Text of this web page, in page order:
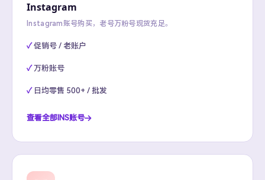
Instagram
Instagram账号购买，老号万粉号现货充足。
促销号 / 老账户
万粉账号
日均零售 500+ / 批发
查看全部INS账号